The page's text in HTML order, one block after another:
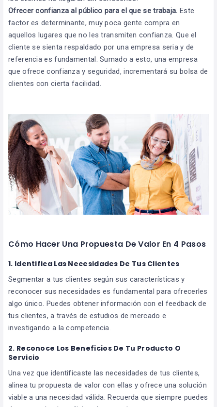
Ofrecer confianza al público para el que se trabaja. Este
factor es determinante, muy poca gente compra en
aquellos lugares que no les transmiten confianza. Que el
cliente se sienta respaldado por una empresa seria y de
referencia es fundamental. Sumado a esto, una empresa
que ofrece confianza y seguridad, incrementará su bolsa de
clientes con cierta facilidad.
Cómo Hacer Una Propuesta De Valor En 4 Pasos
1. Identifica Las Necesidades De Tus Clientes
Segmentar a tus clientes según sus características y
reconocer sus necesidades es fundamental para ofrecerles
algo único. Puedes obtener información con el feedback de
tus clientes, a través de estudios de mercado e
investigando a la competencia.
2. Reconoce Los Beneficios De Tu Producto O
Servicio
Una vez que identificaste las necesidades de tus clientes,
alinea tu propuesta de valor con ellas y ofrece una solución
viable a una necesidad válida. Recuerda que siempre puedes